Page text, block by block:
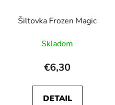
Šiltovka Frozen Magic
Skladom
€6,30
DETAIL